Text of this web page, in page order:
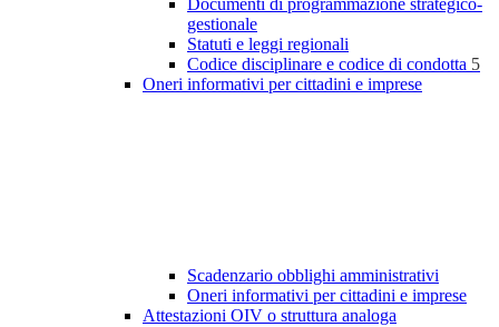
Documenti di programmazione strategico-
gestionale
Statuti e leggi regionali
Codice disciplinare e codice di condotta 5
Oneri informativi per cittadini e imprese
Scadenzario obblighi amministrativi
Oneri informativi per cittadini e imprese
Attestazioni OIV o struttura analoga